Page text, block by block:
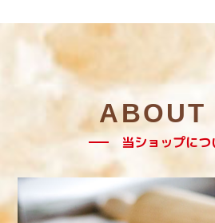
ABOUT
当ショップにつ